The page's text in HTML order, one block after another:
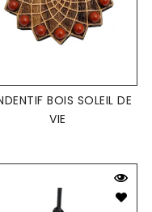
BOIS SOLEIL DE
VIE